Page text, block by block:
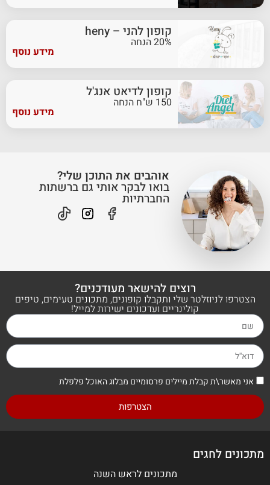
קופון להני – heny
20% הנחה
מידע נוסף
קופון לדיאט אנג'ל
150 ש"ח הנחה
מידע נוסף
אוהבים את התוכן שלי?
בואו לבקר אותי גם ברשתות
החברתיות
רוצים להישאר מעודכנים?
הצטרפו לניוזלטר שלי ותקבלו קופונים, מתכונים טעימים, טיפים
קולינריים ועדכונים ישירות למייל!
אני מאשר\ת קבלת מיילים פרסומיים מבלוג האוכל פלפלת
הצטרפות
מתכונים לחגים
מתכונים לראש השנה